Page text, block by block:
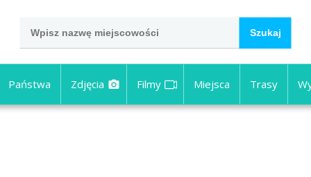
Państwa Zdjęcia Filmy Miejsca Trasy